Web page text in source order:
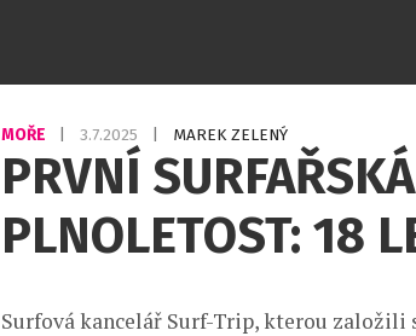
MOŘE 3.7.2025 MAREK ZELENÝ
PRVNÍ
PLNOLETOST: 18
Surfová kancelář Surf-Trip, kterou založili